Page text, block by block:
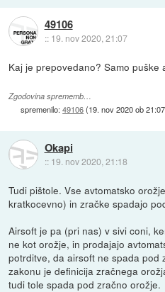
49106
:: 19. nov 2020, 21:07
Kaj je prepovedano? Samo puške
Zgodovina sprememb…
spremenilo:49106(19. nov 2020 ob 21:07
Okapi
:: 19. nov 2020, 21:18
Tudi pištole. Vse avtomatsko
kratkocevno) in zračke spadajo
Airsoft je pa (pri nas) v sivi coni,
ne kot orožje, in prodajajo
potrditve, da airsoft ne spada pod
zakonu je definicija zračnega
tudi tole spada pod zračno orožje.